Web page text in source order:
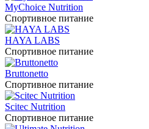
MyChoice Nutrition
Спортивное питание
HAYA LABS
Спортивное питание
Bruttonetto
Спортивное питание
Scitec Nutrition
Спортивное питание